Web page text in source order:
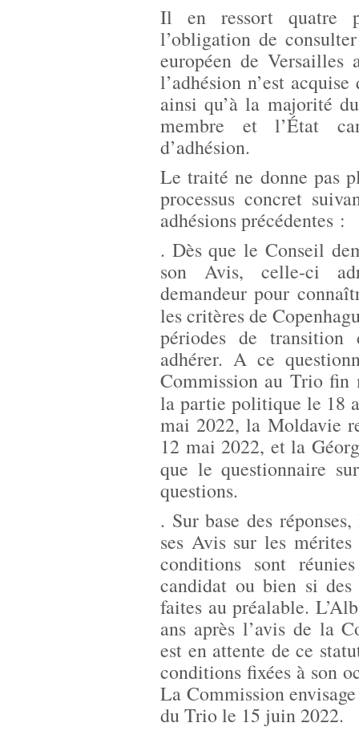
Il en ressort quatre
l’obligation de
européen de
l’adhésion n’est
ainsi qu’à la majorité
membre et l’État
d’adhésion.
Le traité ne donne pas
processus concret
adhésions précédentes :
. Dès que le Conseil
son Avis, celle-ci
demandeur pour
les critères de
périodes de
adhérer. A ce
Commission au Trio fin
la partie politique le 18
mai 2022, la Moldavie
12 mai 2022, et la
que le questionnaire
questions.
. Sur base des
ses Avis sur les
conditions sont
candidat ou bien si des
faites au préalable.
ans après l’avis de la
est en attente de ce
conditions fixées à son
La Commission
du Trio le 15 juin 2022.